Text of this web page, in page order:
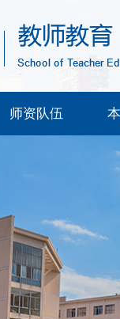
师资队伍